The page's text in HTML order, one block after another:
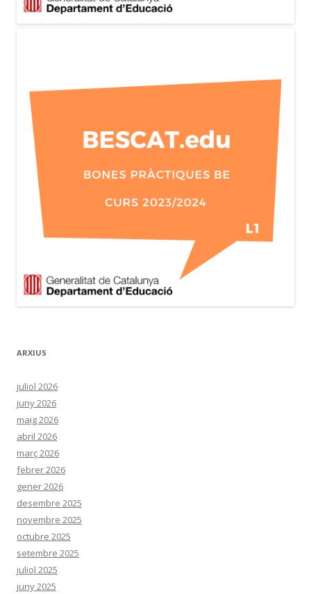
ARXIUS
juliol 2026
juny 2026
maig 2026
abril 2026
març 2026
febrer 2026
gener 2026
desembre 2025
novembre 2025
octubre 2025
setembre 2025
juliol 2025
juny 2025